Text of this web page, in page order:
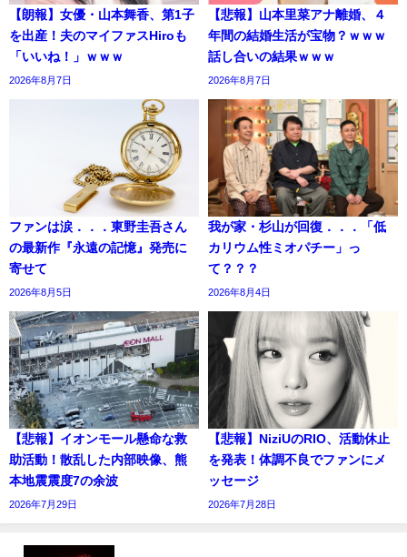
【朗報】女優・山本舞香、第1子
を出産！夫のマイファスHiroも
「いいね！」ｗｗｗ
2026年8月7日
【悲報】山本里菜アナ離婚、４
年間の結婚生活が宝物？ｗｗｗ
話し合いの結果ｗｗｗ
2026年8月7日
ファンは涙．．．東野圭吾さん
の最新作『永遠の記憶』発売に
寄せて
2026年8月5日
我が家・杉山が回復．．．「低
カリウム性ミオパチー」っ
て？？？
2026年8月4日
【悲報】イオンモール懸命な救
助活動！散乱した内部映像、熊
本地震震度7の余波
2026年7月29日
【悲報】NiziUのRIO、活動休止
を発表！体調不良でファンにメ
ッセージ
2026年7月28日